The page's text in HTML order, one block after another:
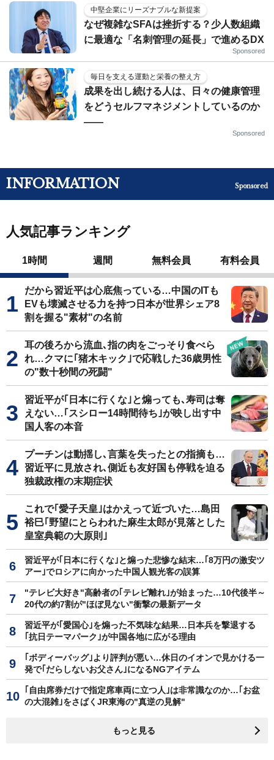
中堅企業にリーズナブルな新提案
なぜ複雑なSFAは挫折する？少人数組織
に最適な「名刺管理の延長」で進めるDX
Sponsored
毎日を支える運動と栄養の整え方
成果を出し続ける人は、日々の健康管理
をどうセルフマネジメントしているのか
——
Sponsored
INFORMATION Sponsored
人気記事ランキング
1時間 週間 無料会員 有料会員
だから習近平は心底焦っている…中国のITも
EVも壊滅させる力を持つ日本が世界シェア8
割を握る"素材"の名前
耳の後ろから流血､指の肉をごっそり食べら
れ…クマに｢猪木キック｣で応戦した36歳男性
の"数十秒間の死闘"
習近平が｢日本に行くな｣と煽っても､寿司は奪
えない…｢スシロー14時間待ち｣が映し出す中
国人客の本音
プーチンは動揺し､言葉を失ったとの指摘も…
習近平に見放され､側近も友好国も停戦を迫る
独裁政権の末期症状
これで｢愛子天皇｣はかえって近づいた…島田
裕巳｢野望にとらわれた麻生太郎が見落とした
皇室典範の大原則｣
習近平が｢日本に行くな｣と煽った悲惨な結末…｢8万円の激安ツ
アー｣でロシアに向かった中国人観光客の誤算
"テレビ大好き"高齢者の｢テレビ離れ｣が始まった…10代後半～
20代の約7割が"ほぼ見ない"衝撃の最新データ
習近平が｢愛国心｣を煽った不気味な結果…日本兵を撃退する
｢抗日テーマパーク｣が中国各地に広がる理由
｢ボディーバッグ｣より評判が悪い…休日のイオンで見かける一
発で｢だらしないお父さん｣になるNGアイテム
｢自由席券だけで指定席車両に立つ人｣は非常識なのか…｢お盆
の大混雑｣をさばくJR東海の"真逆の見解"
もっと見る